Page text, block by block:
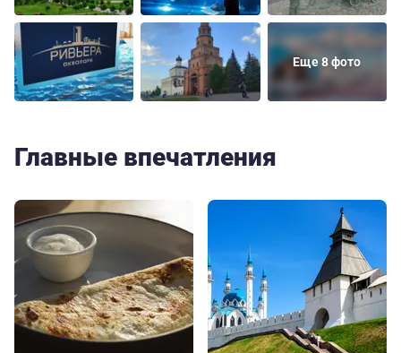
Еще 8 фото
Главные впечатления